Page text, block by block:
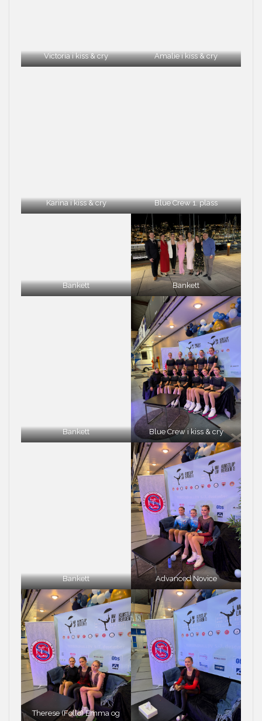
Victoria i kiss & cry Amalie i kiss & cry
Karina i kiss & cry Blue Crew 1. plass
Bankett Bankett
Bankett Blue Crew i kiss & cry
Bankett Advanced Novice
Therese (Follo) Emma og